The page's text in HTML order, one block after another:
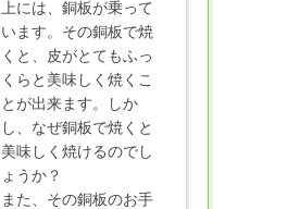
上には、銅板が乗って
います。その銅板で焼
くと、皮がとてもふっ
くらと美味しく焼くこ
とが出来ます。しか
し、なぜ銅板で焼くと
美味しく焼けるのでし
ょうか？
また、その銅板のお手